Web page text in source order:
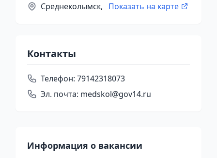
Среднеколымск, Показать на карте
Контакты
Телефон: 79142318073
Эл. почта: medskol@gov14.ru
Информация о вакансии